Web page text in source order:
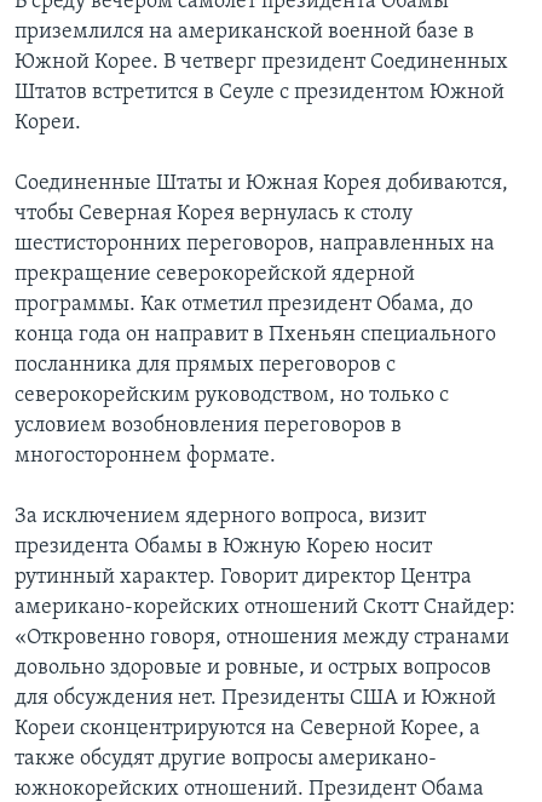
Learning English
СОЦИАЛЬНЫЕ СЕТИ
Языки
приземлился на американской военной базе в
Южной Корее. В четверг президент Соединенных
Штатов встретится в Сеуле с президентом Южной
Кореи.
Соединенные Штаты и Южная Корея добиваются,
чтобы Северная Корея вернулась к столу
шестисторонних переговоров, направленных на
прекращение северокорейской ядерной
программы. Как отметил президент Обама, до
конца года он направит в Пхеньян специального
посланника для прямых переговоров с
северокорейским руководством, но только с
условием возобновления переговоров в
многостороннем формате.
За исключением ядерного вопроса, визит
президента Обамы в Южную Корею носит
рутинный характер. Говорит директор Центра
американо-корейских отношений Скотт Снайдер:
«Откровенно говоря, отношения между странами
довольно здоровые и ровные, и острых вопросов
для обсуждения нет. Президенты США и Южной
Кореи сконцентрируются на Северной Корее, а
также обсудят другие вопросы американо-
южнокорейских отношений. Президент Обама